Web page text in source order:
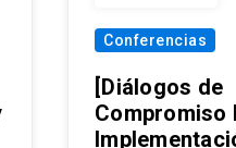
Conferencias
[Diálogos de
Compromiso